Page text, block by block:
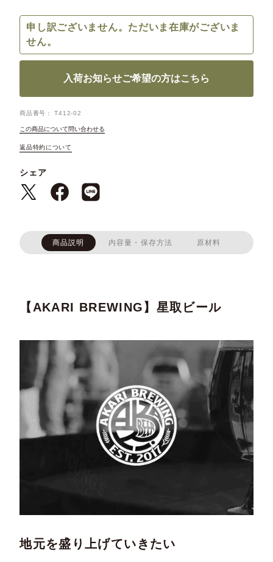
申し訳ございません。ただいま在庫がございま
せん。
入荷お知らせご希望の方はこちら
商品番号 T412-02
この商品について問い合わせる
返品特約について
シェア
商品説明 内容量・保存方法 原材料
【AKARI BREWING】星取ビール
地元を盛り上げていきたい